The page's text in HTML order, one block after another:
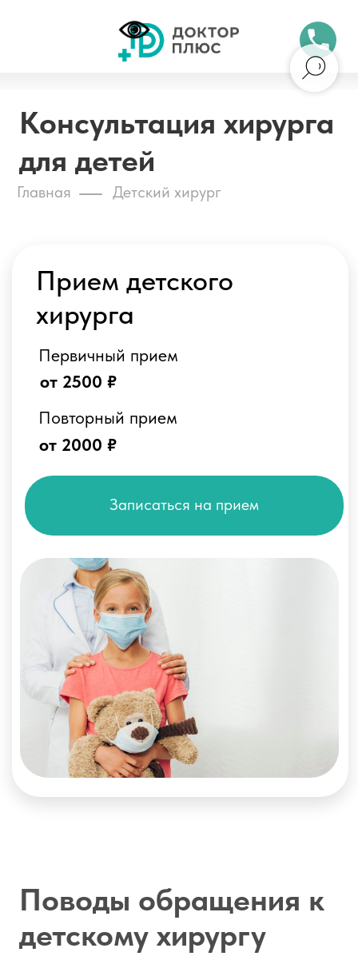
для детей
Главная Детский хирург
Гастроскопия
Прием детского
Записаться на прием
от 2500 ₽
Повторный прием
от 2000 ₽
Поводы обращения к
детскому хирургу
внезапно возникшие острые
болевые ощущения в различных
отделах живота
травмы и повреждения любого
характера
сильные ожоги и отморожения
нарушение движений в верхних и
структур
возникновение любых опухолевых
новообразований
клиническая симптоматика грыжи